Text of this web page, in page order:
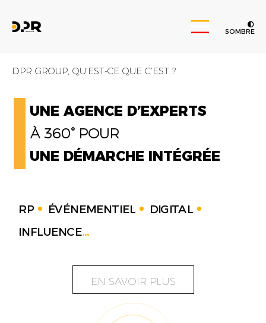
SOMBRE
DPR GROUP, QU’EST-CE QUE C’EST ?
UNE AGENCE D’EXPERTS
À 360° POUR
UNE DÉMARCHE INTÉGRÉE
RP ÉVÉNEMENTIEL
DIGITAL
INFLUENCE...
EN SAVOIR PLUS